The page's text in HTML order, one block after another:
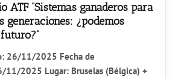
ATF “Sistemas ganaderos para
generaciones: ¿podemos
26/11/2025 Fecha de
11/2025 Lugar: Bruselas (Bélgica) +